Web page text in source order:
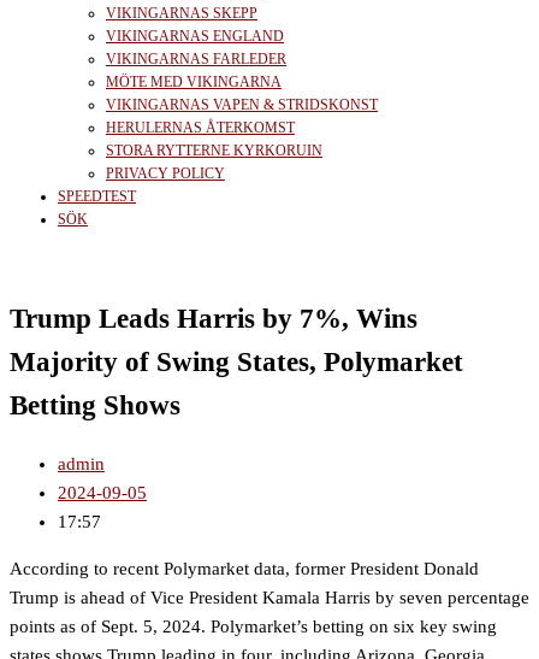
VIKINGARNAS SKEPP
VIKINGARNAS ENGLAND
VIKINGARNAS FARLEDER
MÖTE MED VIKINGARNA
VIKINGARNAS VAPEN & STRIDSKONST
HERULERNAS ÅTERKOMST
STORA RYTTERNE KYRKORUIN
PRIVACY POLICY
SPEEDTEST
SÖK
Trump Leads Harris by 7%, Wins
Majority of Swing States, Polymarket
Betting Shows
admin
2024-09-05
17:57
According to recent Polymarket data, former President Donald
Trump is ahead of Vice President Kamala Harris by seven percentage
points as of Sept. 5, 2024. Polymarket’s betting on six key swing